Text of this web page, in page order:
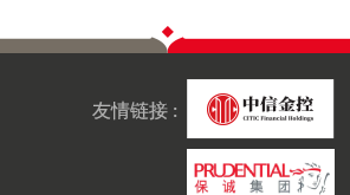
友情链接 :